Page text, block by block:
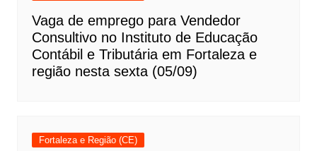
Vaga de emprego para Vendedor
Consultivo no Instituto de Educação
Contábil e Tributária em Fortaleza e
região nesta sexta (05/09)
Fortaleza e Região (CE)